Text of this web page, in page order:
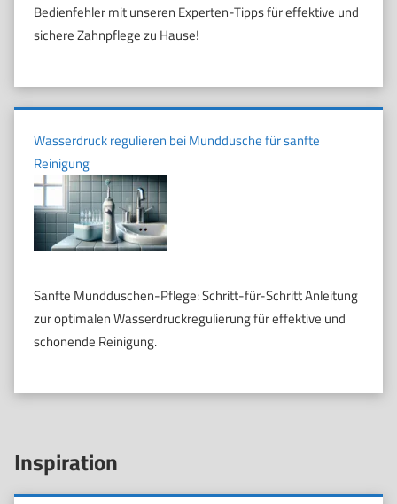
Bedienfehler mit unseren Experten-Tipps für effektive und
sichere Zahnpflege zu Hause!
Wasserdruck regulieren bei Munddusche für sanfte
Reinigung
Sanfte Mundduschen-Pflege: Schritt-für-Schritt Anleitung
zur optimalen Wasserdruckregulierung für effektive und
schonende Reinigung.
Inspiration